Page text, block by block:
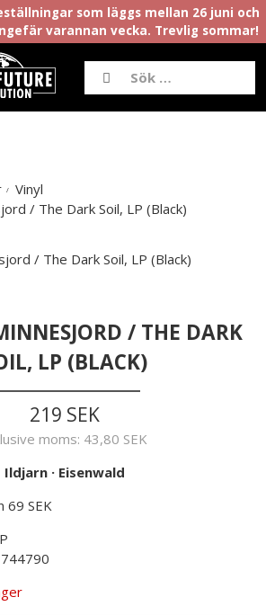
som läggs mellan 26 juni och
varannan vecka. Trevlig sommar!
Vinyl
/ The Dark Soil, LP (Black)
/ THE DARK
LP (BLACK)
219 SEK
moms: 43,80 SEK
Ildjarn· Eisenwald
69 SEK